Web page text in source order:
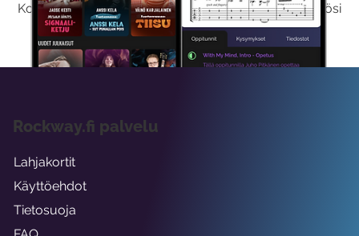
Kokeilemalla ilmaiseksi saat koko sisältömme käyttöösi
viikon ajaksi.
Rockway.fi palvelu
Lahjakortit
Käyttöehdot
Tietosuoja